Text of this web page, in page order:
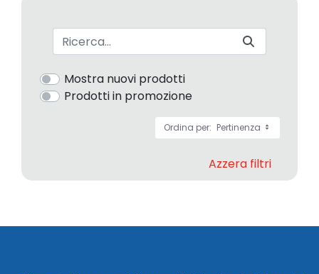
Barra di ricerca
Mostra nuovi prodotti
Prodotti in promozione
Ordina per: Pertinenza
Azzera filtri